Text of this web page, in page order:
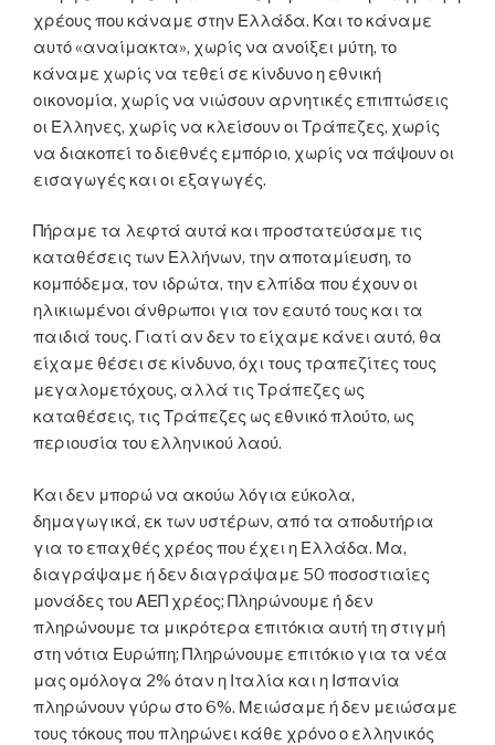
χρέους που κάναμε στην Ελλάδα. Και το κάναμε
αυτό «αναίμακτα», χωρίς να ανοίξει μύτη, το
κάναμε χωρίς να τεθεί σε κίνδυνο η εθνική
οικονομία, χωρίς να νιώσουν αρνητικές επιπτώσεις
οι Έλληνες, χωρίς να κλείσουν οι Τράπεζες, χωρίς
να διακοπεί το διεθνές εμπόριο, χωρίς να πάψουν οι
εισαγωγές και οι εξαγωγές.
Πήραμε τα λεφτά αυτά και προστατεύσαμε τις
καταθέσεις των Ελλήνων, την αποταμίευση, το
κομπόδεμα, τον ιδρώτα, την ελπίδα που έχουν οι
ηλικιωμένοι άνθρωποι για τον εαυτό τους και τα
παιδιά τους. Γιατί αν δεν το είχαμε κάνει αυτό, θα
είχαμε θέσει σε κίνδυνο, όχι τους τραπεζίτες τους
μεγαλομετόχους, αλλά τις Τράπεζες ως
καταθέσεις, τις Τράπεζες ως εθνικό πλούτο, ως
περιουσία του ελληνικού λαού.
Και δεν μπορώ να ακούω λόγια εύκολα,
δημαγωγικά, εκ των υστέρων, από τα αποδυτήρια
για το επαχθές χρέος που έχει η Ελλάδα. Μα,
διαγράψαμε ή δεν διαγράψαμε 50 ποσοστιαίες
μονάδες του ΑΕΠ χρέος; Πληρώνουμε ή δεν
πληρώνουμε τα μικρότερα επιτόκια αυτή τη στιγμή
στη νότια Ευρώπη; Πληρώνουμε επιτόκιο για τα νέα
μας ομόλογα 2% όταν η Ιταλία και η Ισπανία
πληρώνουν γύρω στο 6%. Μειώσαμε ή δεν μειώσαμε
τους τόκους που πληρώνει κάθε χρόνο ο ελληνικός